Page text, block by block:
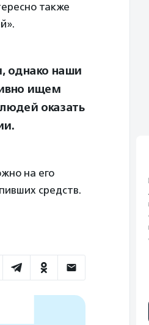
также
однако наши
ищем
оказать
на его
средств.